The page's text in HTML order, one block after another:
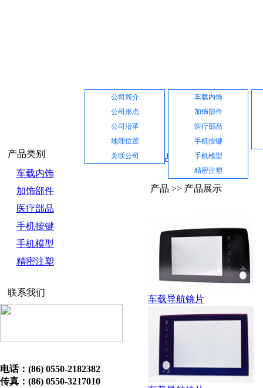
公司简介
公司形态
公司沿革
地理位置
关联公司
车载内饰
加饰部件
医疗部品
手机按键
手机模型
精密注塑
产品类别
车载内饰
加饰部件
医疗部品
手机按键
手机模型
精密注塑
联系我们
电话：(86) 0550-2182382
传真：(86) 0550-3217010
产品中心
产品 >> 产品展示
车载导航镜片